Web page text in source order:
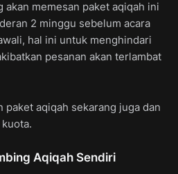
akan memesan paket aqiqah ini
2 minggu sebelum acara
hal ini untuk menghindari
pesanan akan terlambat
paket aqiqah sekarang juga dan
Aqiqah Sendiri